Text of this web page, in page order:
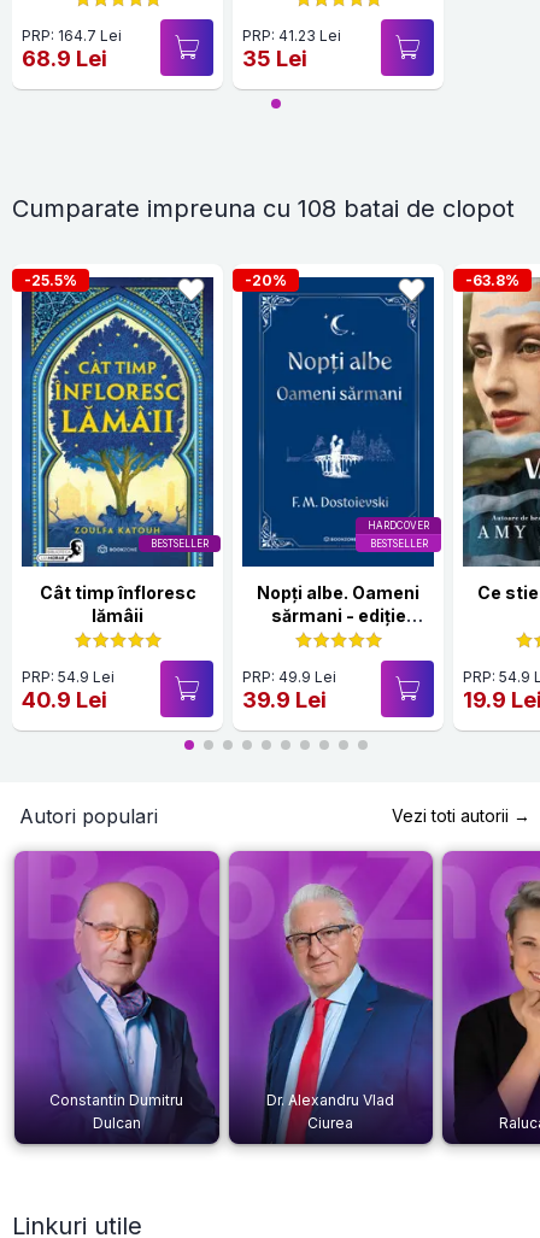
de la Auschwitz
PRP: 164.7 Lei
68.9 Lei
PRP: 41.23 Lei
35 Lei
Cumparate impreuna cu 108 batai de clopot
BESTSELLER
-25.5%
Cât timp înfloresc
lămâii
PRP: 54.9 Lei
40.9 Lei
HARDCOVER
BESTSELLER
-20%
Nopți albe. Oameni
sărmani - ediție
Hardcover 2025
PRP: 49.9 Lei
39.9 Lei
-63.8%
Ce
PRP: 54.9
19.9
Autori populari Vezi toti autorii →
Constantin Dumitru
Dulcan
Dr. Alexandru Vlad
Ciurea
Linkuri utile